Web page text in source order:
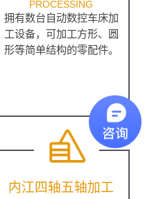
PROCESSING
拥有数台自动数控车床加
工设备，可加工方形、圆
形等简单结构的零配件。
内江四轴五轴加工